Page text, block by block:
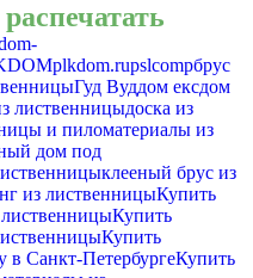
plkdom.rupslcompбрус
Гуд Вуддом ексдом
лиственницыдоска из
и пиломатериалы из
дом под
клееный брус из
из лиственницыКупить
Купить
Купить
в Санкт-ПетербургеКупить